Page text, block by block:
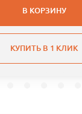
В КОРЗИНУ
КУПИТЬ В 1 КЛИК